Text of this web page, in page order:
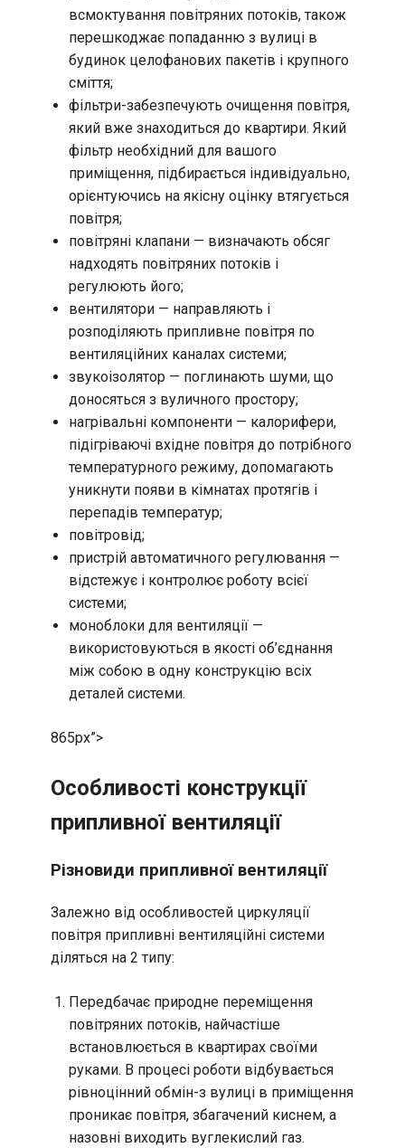
всмоктування повітряних потоків, також
перешкоджає попаданню з вулиці в
будинок целофанових пакетів і крупного
сміття;
фільтри-забезпечують очищення повітря,
який вже знаходиться до квартири. Який
фільтр необхідний для вашого
приміщення, підбирається індивідуально,
орієнтуючись на якісну оцінку втягується
повітря;
повітряні клапани — визначають обсяг
надходять повітряних потоків і
регулюють його;
вентилятори — направляють і
розподіляють припливне повітря по
вентиляційних каналах системи;
звукоізолятор — поглинають шуми, що
доносяться з вуличного простору;
нагрівальні компоненти — калорифери,
підігріваючі вхідне повітря до потрібного
температурного режиму, допомагають
уникнути появи в кімнатах протягів і
перепадів температур;
повітровід;
пристрій автоматичного регулювання —
відстежує і контролює роботу всієї
системи;
моноблоки для вентиляції —
використовуються в якості об’єднання
між собою в одну конструкцію всіх
деталей системи.
865px”>
Особливості конструкції
припливної вентиляції
Різновиди припливної вентиляції
Залежно від особливостей циркуляції
повітря припливні вентиляційні системи
діляться на 2 типу:
Передбачає природне переміщення
повітряних потоків, найчастіше
встановлюється в квартирах своїми
руками. В процесі роботи відбувається
рівноцінний обмін-з вулиці в приміщення
проникає повітря, збагачений киснем, а
назовні виходить вуглекислий газ.